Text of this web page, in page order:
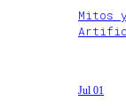
Mitos
Jul 01